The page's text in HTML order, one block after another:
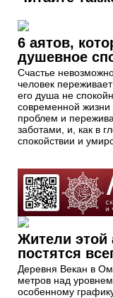
6 аятов,
душевное
Счастье
человек
его душа не
современной жизни
проблем и
заботами, и, как в
спокойствии и
Жители этой
постятся
Деревня Векан в
метров над
особенному